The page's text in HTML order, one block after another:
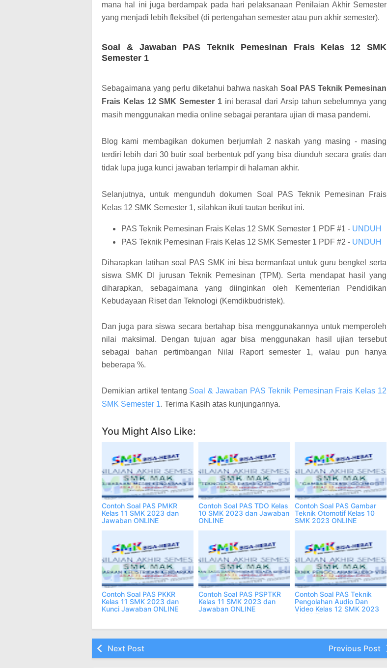
mana hal ini juga berdampak pada hari pelaksanaan Penilaian Akhir Semester
yang menjadi lebih fleksibel (di pertengahan semester atau pun akhir semester).
Soal & Jawaban PAS Teknik Pemesinan Frais Kelas 12 SMK
Semester 1
Sebagaimana yang perlu diketahui bahwa naskah Soal PAS Teknik Pemesinan
Frais Kelas 12 SMK Semester 1ini berasal dari Arsip tahun sebelumnya yang
masih menggunakan media online sebagai perantara ujian di masa pandemi.
Blog kami membagikan dokumen berjumlah 2 naskah yang masing - masing
terdiri lebih dari 30 butir soal berbentuk pdf yang bisa diunduh secara gratis dan
tidak lupa juga kunci jawaban terlampir di halaman akhir.
Selanjutnya, untuk mengunduh dokumen Soal PAS Teknik Pemesinan Frais
Kelas 12 SMK Semester 1, silahkan ikuti tautan berikut ini.
PAS Teknik Pemesinan Frais Kelas 12 SMK Semester 1 PDF #1 - UNDUH
PAS Teknik Pemesinan Frais Kelas 12 SMK Semester 1 PDF #2 - UNDUH
Diharapkan latihan soal PAS SMK ini bisa bermanfaat untuk guru bengkel serta
siswa SMK DI jurusan Teknik Pemesinan (TPM). Serta mendapat hasil yang
diharapkan, sebagaimana yang diinginkan oleh Kementerian Pendidikan
Kebudayaan Riset dan Teknologi (Kemdikbudristek).
Dan juga para siswa secara bertahap bisa menggunakannya untuk memperoleh
nilai maksimal. Dengan tujuan agar bisa menggunakan hasil ujian tersebut
sebagai bahan pertimbangan Nilai Raport semester 1, walau pun hanya
beberapa %.
Demikian artikel tentang Soal & Jawaban PAS Teknik Pemesinan Frais Kelas 12
SMK Semester 1. Terima Kasih atas kunjungannya.
You Might Also Like:
Contoh Soal PAS PMKR
Kelas 11 SMK 2023 dan
Jawaban ONLINE
Contoh Soal PAS TDO Kelas
10 SMK 2023 dan Jawaban
ONLINE
Contoh Soal PAS Gambar
Teknik Otomotif Kelas 10
SMK 2023 ONLINE
Contoh Soal PAS PKKR
Kelas 11 SMK 2023 dan
Kunci Jawaban ONLINE
Contoh Soal PAS PSPTKR
Kelas 11 SMK 2023 dan
Jawaban ONLINE
Contoh Soal PAS Teknik
Pengolahan Audio Dan
Video Kelas 12 SMK 2023
ONLINE
Next Post Previous Post